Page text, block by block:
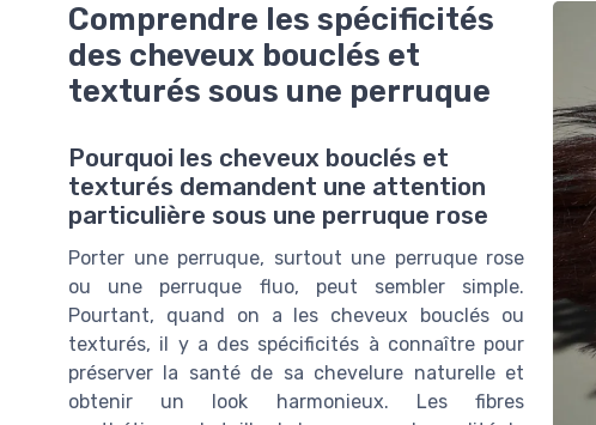
Comprendre les spécificités
des cheveux bouclés et
texturés sous une perruque
Pourquoi les cheveux bouclés et
texturés demandent une attention
particulière sous une perruque rose
Porter une perruque, surtout une perruque rose
ou une perruque fluo, peut sembler simple.
Pourtant, quand on a les cheveux bouclés ou
texturés, il y a des spécificités à connaître pour
préserver la santé de sa chevelure naturelle et
obtenir un look harmonieux. Les fibres